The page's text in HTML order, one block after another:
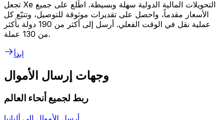
تجعل Xe التحويلات المالية الدولية سهلة وبسيطة. اطّلع على جميع
الأسعار مقدماً، واحصل على تقديرات موثوقة للتوصيل، وتتبّع كل
عملية نقل في الوقت الفعلي. أرسل إلى أكثر من 190 دولة بأكثر
من 130 عملة.
ابدأ
وجهات إرسال الأموال
ربط لجميع أنحاء العالم
أرسل الأموال إلى ألبانيا